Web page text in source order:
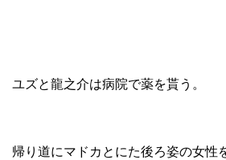
ユズと龍之介は病院で薬を貰う。
帰り道にマドカとにた後ろ姿の女性